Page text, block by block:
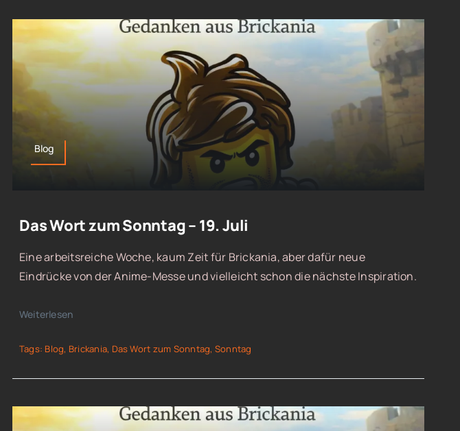
Blog
Das Wort zum Sonntag – 19. Juli
Eine arbeitsreiche Woche, kaum Zeit für Brickania, aber dafür neue
Eindrücke von der Anime-Messe und vielleicht schon die nächste Inspiration.
Weiterlesen
Tags: Blog, Brickania, Das Wort zum Sonntag, Sonntag